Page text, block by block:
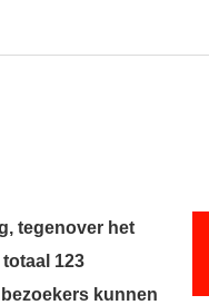
tegenover het
123
kunnen